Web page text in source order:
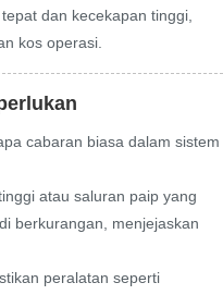
dan kecekapan tinggi,
kos operasi.
cabaran biasa dalam sistem
atau saluran paip yang
berkurangan, menjejaskan
peralatan seperti